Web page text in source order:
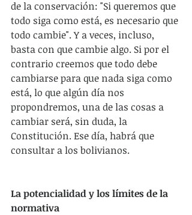
de la conservación: "Si queremos que
todo siga como está, es necesario que
todo cambie". Y a veces, incluso,
basta con que cambie algo. Si por el
contrario creemos que todo debe
cambiarse para que nada siga como
está, lo que algún día nos
propondremos, una de las cosas a
cambiar será, sin duda, la
Constitución. Ese día, habrá que
consultar a los bolivianos.
La potencialidad y los límites de la
normativa